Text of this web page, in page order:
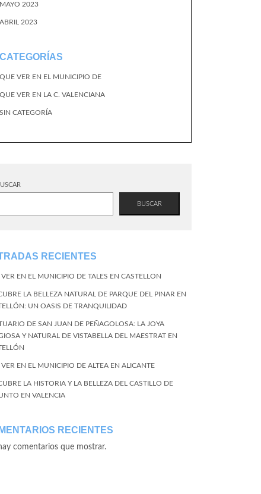
MAYO 2023
ABRIL 2023
CATEGORÍAS
QUE VER EN EL MUNICIPIO DE
QUE VER EN LA C. VALENCIANA
SIN CATEGORÍA
BUSCAR
RECIENTES
EN EL MUNICIPIO DE TALES EN CASTELLON
LA BELLEZA NATURAL DE PARQUE DEL PINAR EN
UN OASIS DE TRANQUILIDAD
DE SAN JUAN DE PEÑAGOLOSA: LA JOYA
Y NATURAL DE VISTABELLA DEL MAESTRAT EN
EN EL MUNICIPIO DE ALTEA EN ALICANTE
LA HISTORIA Y LA BELLEZA DEL CASTILLO DE
EN VALENCIA
RECIENTES
comentarios que mostrar.